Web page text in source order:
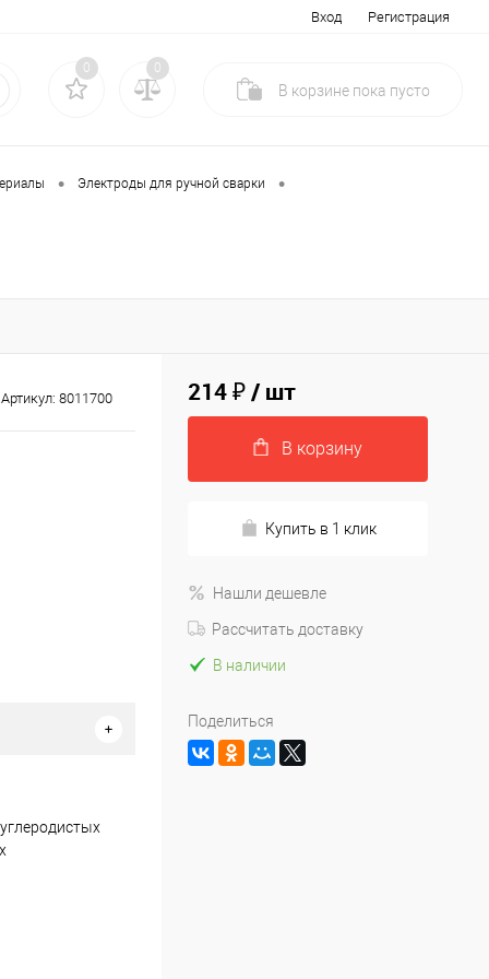
Вход Регистрация
0 0
В корзине пока пусто
• Электроды для ручной сварки •
Артикул: 8011700 214 ₽/ шт
В корзину
Купить в 1 клик
Нашли дешевле
Рассчитать доставку
В наличии
Поделиться